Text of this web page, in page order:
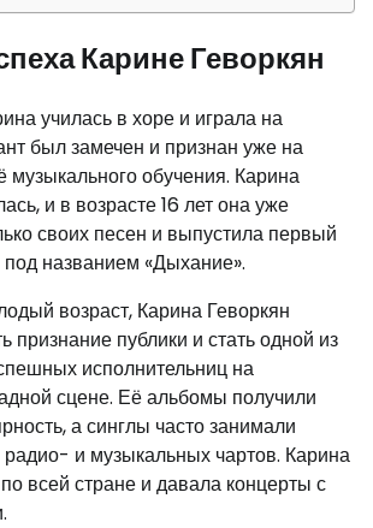
Карине Геворкян
училась в хоре и играла на
был замечен и признан уже на
музыкального обучения. Карина
и в возрасте 16 лет она уже
своих песен и выпустила первый
названием «Дыхание».
возраст, Карина Геворкян
признание публики и стать одной из
исполнительниц на
сцене. Её альбомы получили
а синглы часто занимали
радио- и музыкальных чартов. Карина
всей стране и давала концерты с